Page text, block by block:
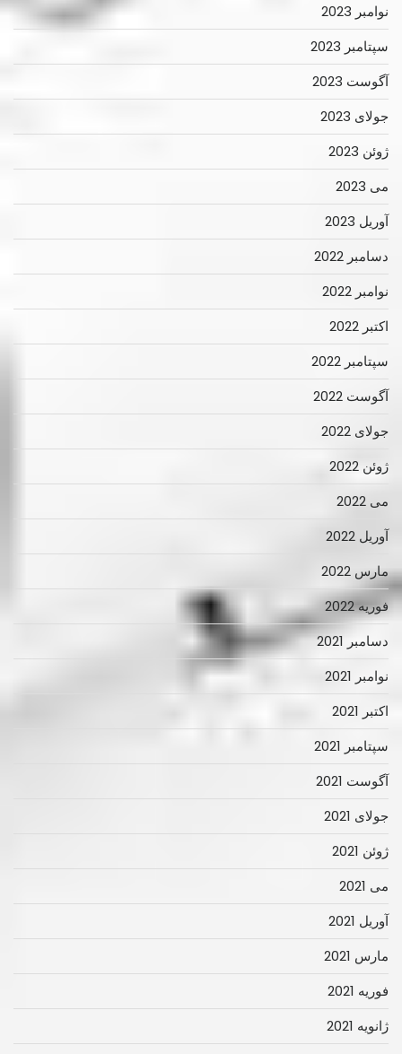
نوامبر 2023
سپتامبر 2023
آگوست 2023
جولای 2023
ژوئن 2023
می 2023
آوریل 2023
دسامبر 2022
نوامبر 2022
اکتبر 2022
سپتامبر 2022
آگوست 2022
جولای 2022
ژوئن 2022
می 2022
آوریل 2022
مارس 2022
فوریه 2022
دسامبر 2021
نوامبر 2021
اکتبر 2021
سپتامبر 2021
آگوست 2021
جولای 2021
ژوئن 2021
می 2021
آوریل 2021
مارس 2021
فوریه 2021
ژانویه 2021